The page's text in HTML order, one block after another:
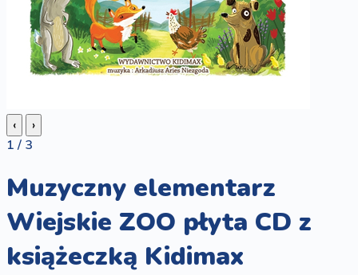
‹
›
1 / 3
Muzyczny elementarz
Wiejskie ZOO płyta CD z
książeczką Kidimax